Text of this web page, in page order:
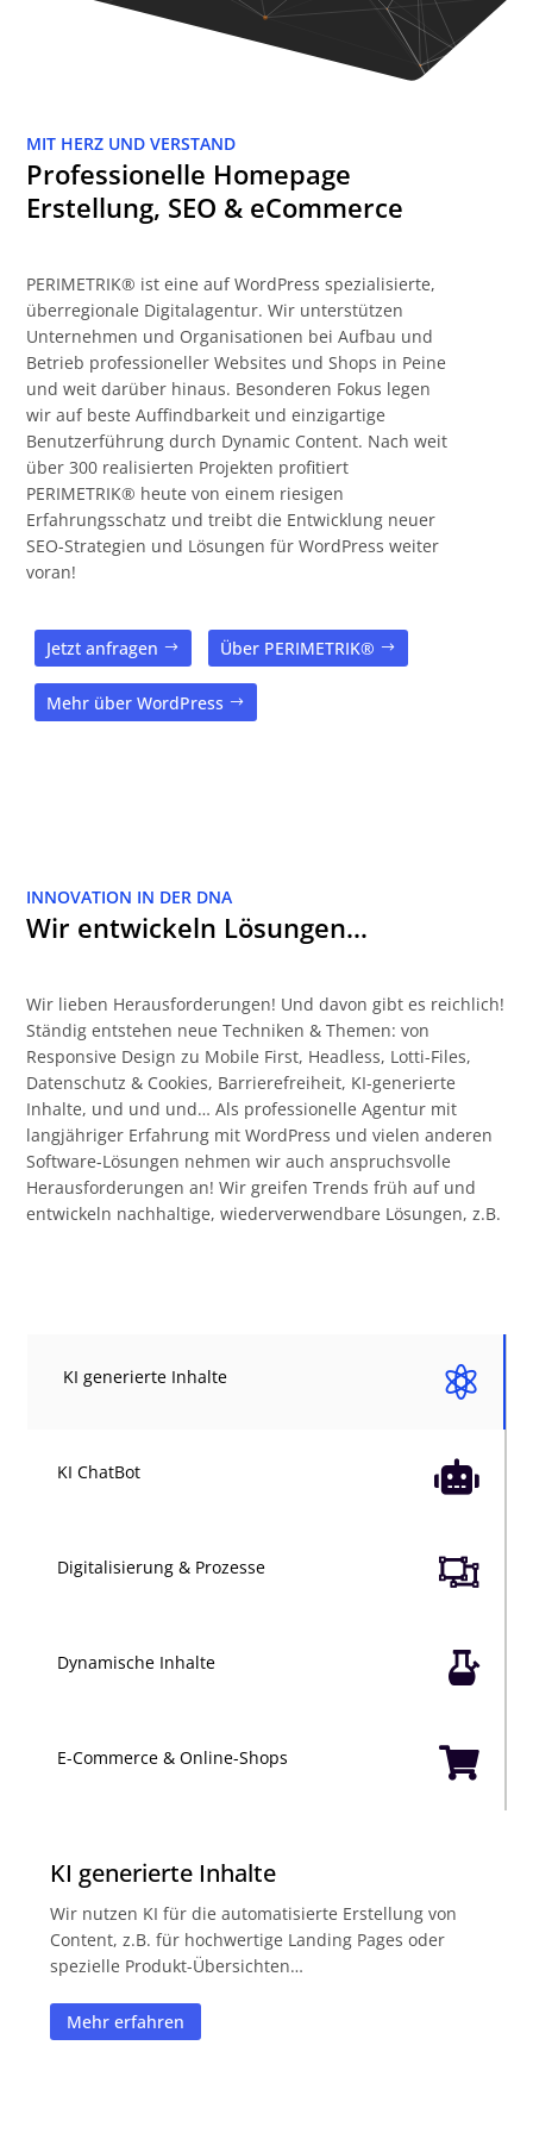
MIT HERZ UND VERSTAND
Professionelle Homepage
Erstellung, SEO & eCommerce
PERIMETRIK® ist eine auf WordPress spezialisierte,
überregionale Digitalagentur. Wir unterstützen
Unternehmen und Organisationen bei Aufbau und
Betrieb professioneller Websites und Shops in Peine
und weit darüber hinaus. Besonderen Fokus legen
wir auf beste Auffindbarkeit und einzigartige
Benutzerführung durch Dynamic Content. Nach weit
über 300 realisierten Projekten profitiert
PERIMETRIK® heute von einem riesigen
Erfahrungsschatz und treibt die Entwicklung neuer
SEO-Strategien und Lösungen für WordPress weiter
voran!
Jetzt anfragen Über PERIMETRIK®
Mehr über WordPress
INNOVATION IN DER DNA
Wir entwickeln Lösungen…
Wir lieben Herausforderungen! Und davon gibt es reichlich!
Ständig entstehen neue Techniken & Themen: von
Responsive Design zu Mobile First, Headless, Lotti-Files,
Datenschutz & Cookies, Barrierefreiheit, KI-generierte
Inhalte, und und und… Als professionelle Agentur mit
langjähriger Erfahrung mit WordPress und vielen anderen
Software-Lösungen nehmen wir auch anspruchsvolle
Herausforderungen an! Wir greifen Trends früh auf und
entwickeln nachhaltige, wiederverwendbare Lösungen, z.B.

KI generierte Inhalte

KI ChatBot

Digitalisierung & Prozesse

Dynamische Inhalte

E-Commerce & Online-Shops
KI generierte Inhalte
Wir nutzen KI für die automatisierte Erstellung von
Content, z.B. für hochwertige Landing Pages oder
spezielle Produkt-Übersichten…
Mehr erfahren